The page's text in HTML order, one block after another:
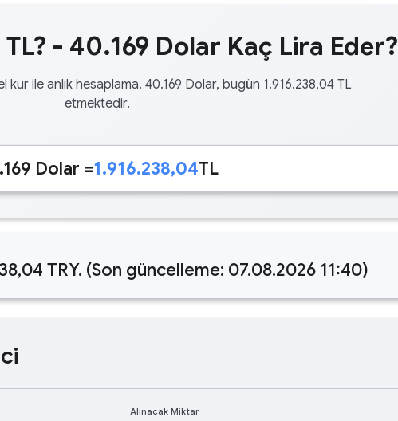
- 40.169 Dolar Kaç Lira Eder?
kur ile anlık hesaplama. 40.169 Dolar, bugün 1.916.238,04 TL
etmektedir.
Dolar =1.916.238,04TL
TRY. (Son güncelleme: 07.08.2026 11:40)
Alınacak Miktar